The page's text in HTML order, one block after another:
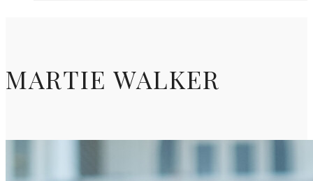
MARTIE WALKER